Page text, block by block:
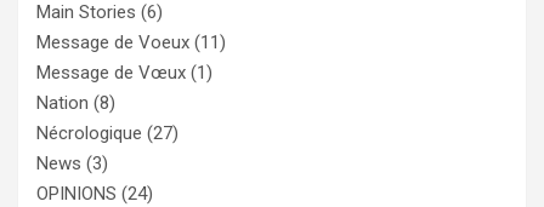
Main Stories (6)
Message de Voeux (11)
Message de Vœux (1)
Nation (8)
Nécrologique (27)
News (3)
OPINIONS (24)